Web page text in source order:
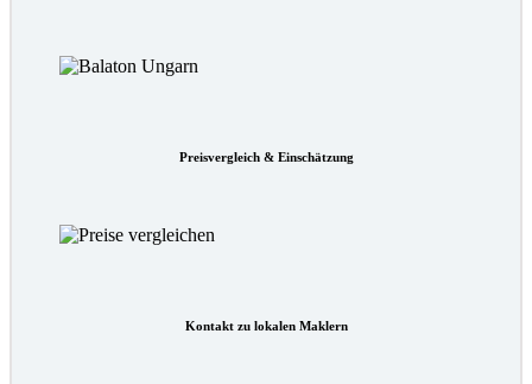
Preisvergleich & Einschätzung
Kontakt zu lokalen Maklern